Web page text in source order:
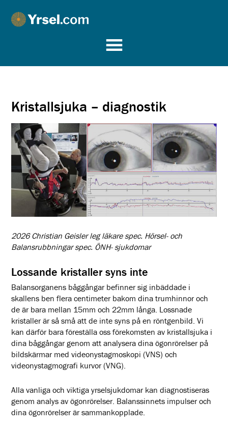
Yrsel.com
Kristallsjuka – diagnostik
2026 Christian Geisler leg läkare spec. Hörsel- och
Balansrubbningar spec. ÖNH- sjukdomar
Lossande kristaller syns inte
Balansorganens båggångar befinner sig inbäddade i
skallens ben flera centimeter bakom dina trumhinnor och
de är bara mellan 15mm och 22mm långa. Lossnade
kristaller är så små att de inte syns på en röntgenbild. Vi
kan därför bara föreställa oss förekomsten av kristallsjuka i
dina båggångar genom att analysera dina ögonrörelser på
bildskärmar med videonystagmoskopi (VNS) och
videonystagmografi kurvor (VNG).
Alla vanliga och viktiga yrselsjukdomar kan diagnostiseras
genom analys av ögonrörelser. Balanssinnets impulser och
dina ögonrörelser är sammankopplade.